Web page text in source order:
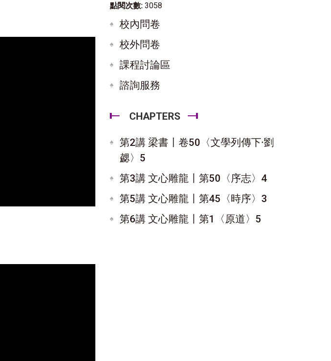
點閱次數: 3058
校內問卷
校外問卷
課程討論區
諮詢服務
CHAPTERS
第2講 梁書〡卷50〈文學列傳下·劉
勰〉5
第3講 文心雕龍〡第50〈序志〉4
第5講 文心雕龍〡第45〈時序〉3
第6講 文心雕龍〡第1〈原道〉5